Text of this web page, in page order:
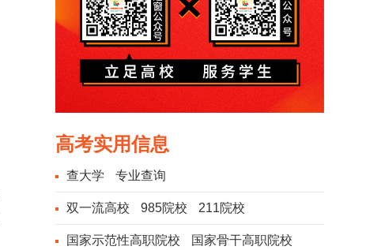
高考实用信息
查大学 专业查询
双一流高校 985院校 211院校
国家示范性高职院校 国家骨干高职院校